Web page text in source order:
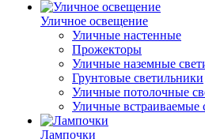
Уличное освещение
Уличные настенные
Прожекторы
Уличные наземные
Грунтовые светильники
Уличные потолочные
Уличные встраиваемые
Лампочки